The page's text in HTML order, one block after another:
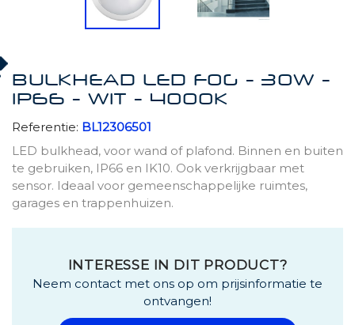
BULKHEAD LED FOG - 30W -
IP66 - WIT - 4000K
Referentie: BL12306501
LED bulkhead, voor wand of plafond. Binnen en buiten
te gebruiken, IP66 en IK10. Ook verkrijgbaar met
sensor. Ideaal voor gemeenschappelijke ruimtes,
garages en trappenhuizen.
INTERESSE IN DIT PRODUCT?
Neem contact met ons op om prijsinformatie te
ontvangen!